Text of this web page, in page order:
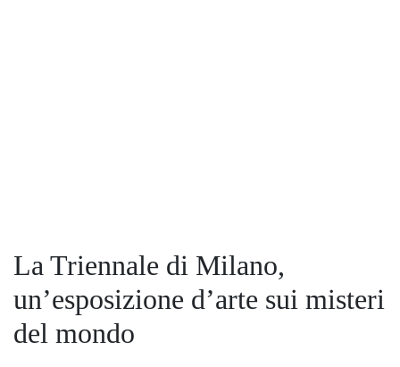
La Triennale di Milano,
un’esposizione d’arte sui misteri
del mondo